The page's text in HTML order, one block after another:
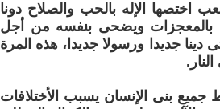
اختصها الإله بالحب والصلاح دونا
بالمعجزات ويضحى بنفسه من أجل
جديدا ورسولا جديدا، هذه المرة
جميع بنى الإنسان يسبب الأختلافات